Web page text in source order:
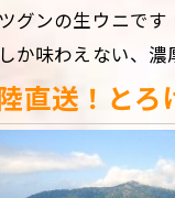
グンの生ウニです
か味わえない、濃
直送！とろ